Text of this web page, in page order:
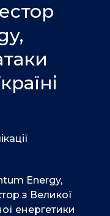
o
k
Energy,
з Великої
енергетики